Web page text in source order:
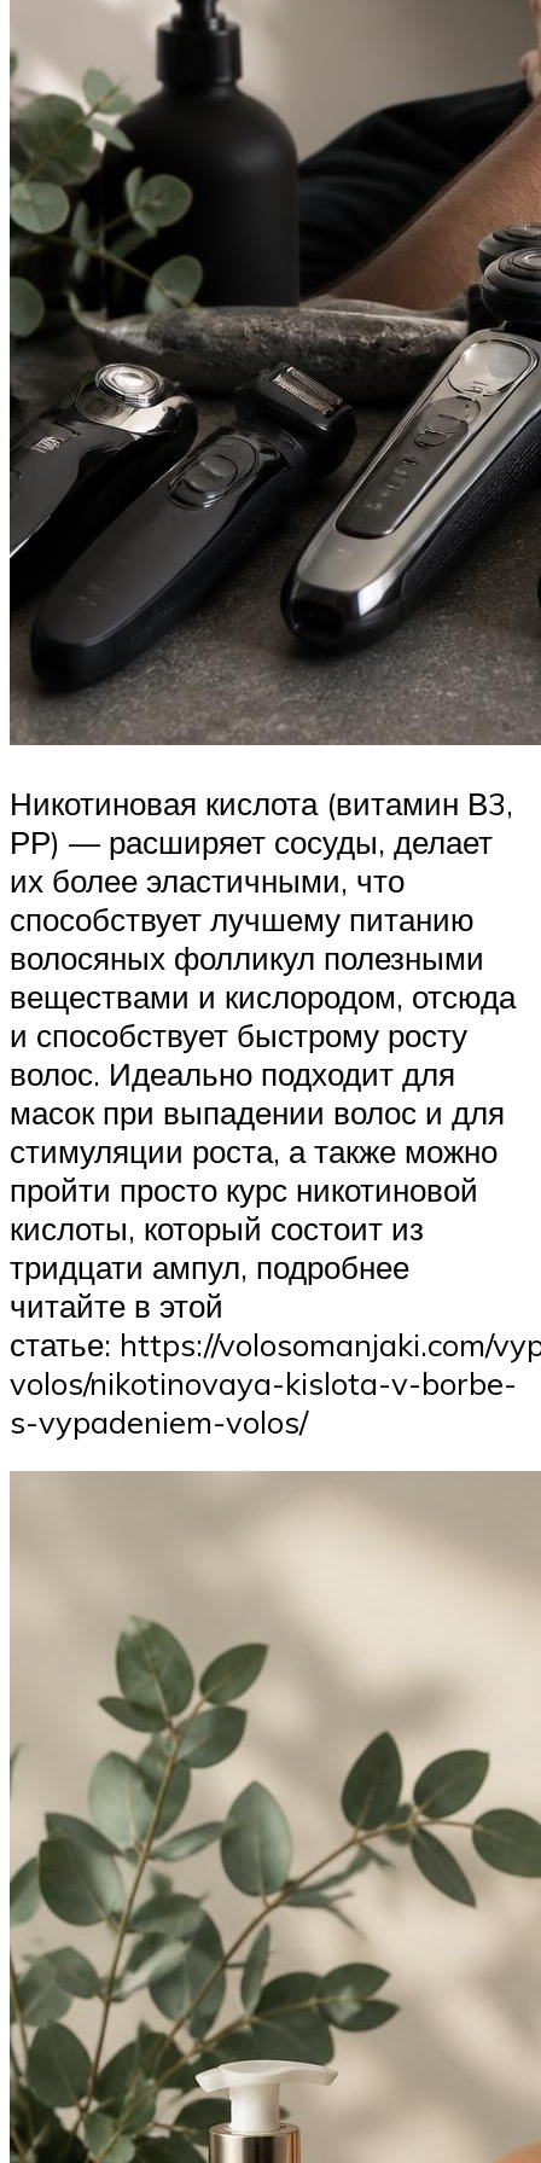
Никотиновая кислота (витамин В3,
РР) — расширяет сосуды, делает
их более эластичными, что
способствует лучшему питанию
волосяных фолликул полезными
веществами и кислородом, отсюда
и способствует быстрому росту
волос. Идеально подходит для
масок при выпадении волос и для
стимуляции роста, а также можно
пройти просто курс никотиновой
кислоты, который состоит из
тридцати ампул, подробнее
читайте в этой
статье: https://volosomanjaki.com/
volos/nikotinovaya-kislota-v-borbe-
s-vypadeniem-volos/